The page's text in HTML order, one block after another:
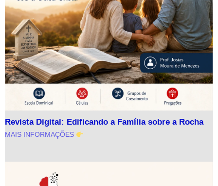
Revista Digital: Edificando a Família sobre a Rocha
MAIS INFORMAÇÕES